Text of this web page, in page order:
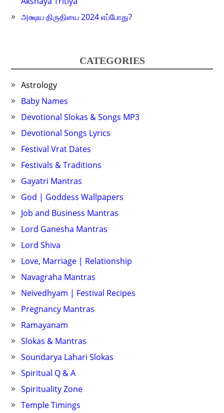
அக்ஷய திருதியை 2024 எப்போது?
CATEGORIES
Astrology
Baby Names
Devotional Slokas & Songs MP3
Devotional Songs Lyrics
Festival Vrat Dates
Festivals & Traditions
Gayatri Mantras
God | Goddess Wallpapers
Job and Business Mantras
Lord Ganesha Mantras
Lord Shiva
Love, Marriage | Relationship
Navagraha Mantras
Neivedhyam | Festival Recipes
Pregnancy Mantras
Ramayanam
Slokas & Mantras
Soundarya Lahari Slokas
Spiritual Q & A
Spirituality Zone
Temple Timings